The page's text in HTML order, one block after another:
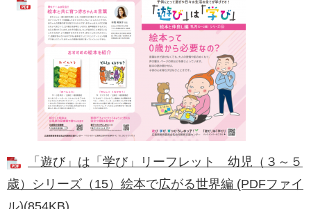
「遊び」は「学び」リーフレット ​幼児（３～５
歳）シリーズ（15）絵本で広がる世界編 (PDFファイ